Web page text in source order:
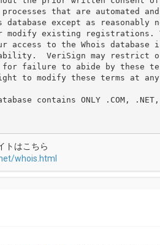
that are automated
database except as reasonably
or modify existing
access to the Whois
VeriSign may restrict
for failure to abide by these
to modify these terms at
contains ONLY .COM,
トはこちら
whois.html